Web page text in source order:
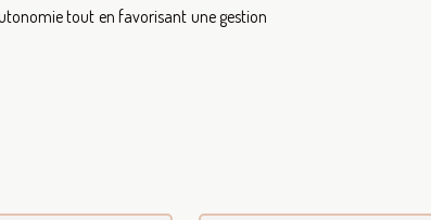
tout en favorisant une gestion